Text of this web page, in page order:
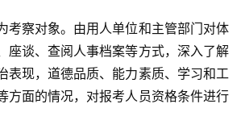
考察对象。由用人单位和主管部门对体
座谈、查阅人事档案等方式，深入了解
表现，道德品质、能力素质、学习和工
方面的情况，对报考人员资格条件进行